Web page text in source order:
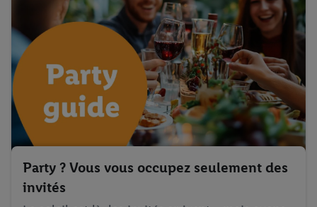
Party ? Vous vous occupez seulement des
invités